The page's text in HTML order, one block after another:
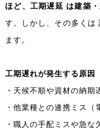
ほど、工期遅延 は建築
す。しかし、その多くは
ます。
工期遅れが発生する原因
・天候不順や資材の納期
・他業種との連携ミス（
・職人の手配ミスや急な